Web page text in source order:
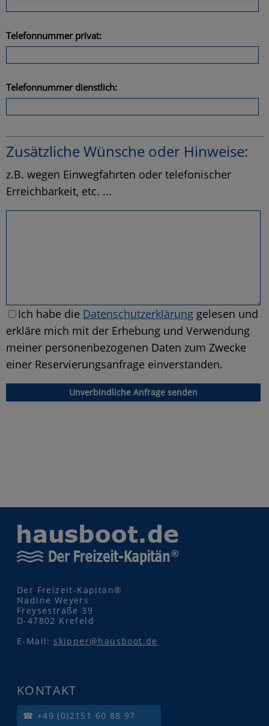
Telefonnummer privat:
Telefonnummer dienstlich:
Zusätzliche Wünsche oder Hinweise:
z.B. wegen Einwegfahrten oder telefonischer
Erreichbarkeit, etc. ...
Ich habe die Datenschutzerklärung gelesen und
erkläre mich mit der Erhebung und Verwendung
meiner personenbezogenen Daten zum Zwecke
einer Reservierungsanfrage einverstanden.
Der Freizeit-Kapitän®
Nadine Weyers
Freysestraße 39
D-47802 Krefeld
E-Mail: skipper@hausboot.de
KONTAKT
☎ +49 (0)2151 60 88 97